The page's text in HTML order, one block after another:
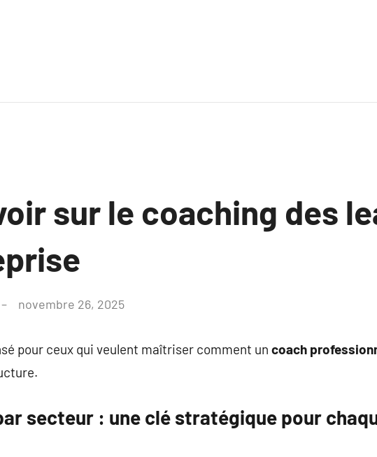
sur le coaching des
novembre 26, 2025
pour ceux qui veulent maîtriser comment un coach
secteur : une clé stratégique pour